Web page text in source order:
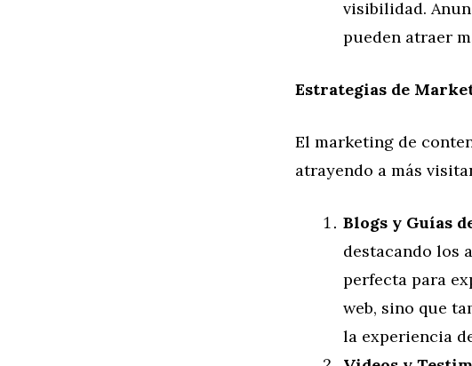
visibilidad.
pueden atraer
Estrategias de
El marketing de
atrayendo a más
Blogs y Guías
destacando los
perfecta para
web, sino que
la experiencia